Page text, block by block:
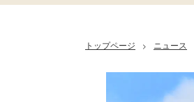
トップページ > ニュース